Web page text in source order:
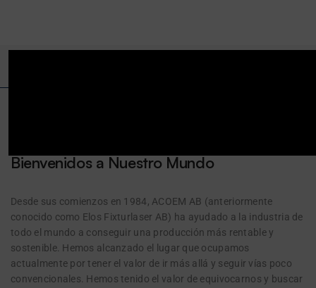
Bienvenidos a Nuestro Mundo
Desde sus comienzos en 1984, ACOEM AB (anteriormente
conocido como Elos Fixturlaser AB) ha ayudado a la industria de
todo el mundo a conseguir una producción más rentable y
sostenible. Hemos alcanzado el lugar que ocupamos
actualmente por tener el valor de ir más allá y seguir vías poco
convencionales. Hemos tenido el valor de equivocarnos y buscar